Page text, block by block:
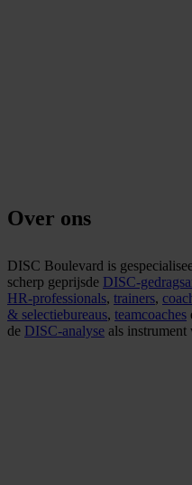
Over ons
DISC Boulevard is
scherp geprijsde DISC-
HR-professionals, trainers,
& selectiebureaus, teamcoaches
de DISC-analyse als instrument